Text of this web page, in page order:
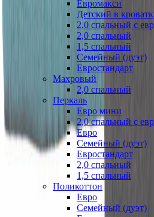
Евромакси
Детский в
2,0 спальный с
2,0 спальный
1,5 спальный
Семейный (дуэт)
Евростандарт
Махровый
2,0 спальный
Перкаль
Евро мини
2,0 спальный с
Евро
Семейный (дуэт)
Евростандарт
2,0 спальный
1,5 спальный
Поликоттон
Евро
Семейный (дуэт)